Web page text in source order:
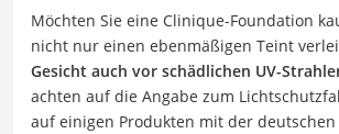
Möchten Sie eine Clinique-Foundation
nicht nur einen ebenmäßigen Teint
Gesicht auch vor schädlichen UV-
achten auf die Angabe zum
auf einigen Produkten mit der deutschen